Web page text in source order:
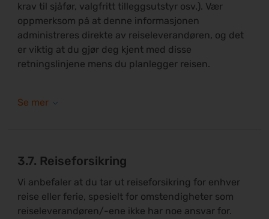
krav til sjåfør, valgfritt tilleggsutstyr osv.). Vær
oppmerksom på at denne informasjonen
administreres direkte av reiseleverandøren, og det
er viktig at du gjør deg kjent med disse
retningslinjene mens du planlegger reisen.
3.7. Reiseforsikring
Vi anbefaler at du tar ut reiseforsikring for enhver
reise eller ferie, spesielt for omstendigheter som
reiseleverandøren/-ene ikke har noe ansvar for.